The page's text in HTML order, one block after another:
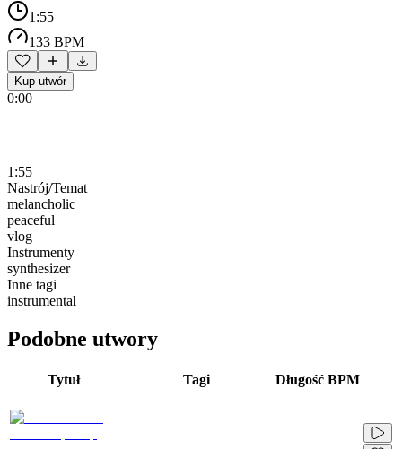
1:55
133 BPM
Kup utwór
0:00
1:55
Nastrój/Temat
melancholic
peaceful
vlog
Instrumenty
synthesizer
Inne tagi
instrumental
Podobne utwory
Tytuł Tagi Długość BPM